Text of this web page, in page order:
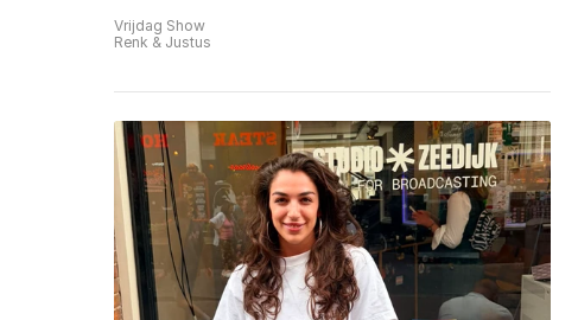
Vrijdag Show
Renk & Justus